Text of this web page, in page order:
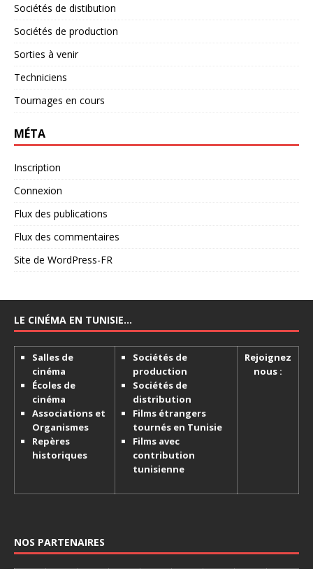
Sociétés de distibution
Sociétés de production
Sorties à venir
Techniciens
Tournages en cours
MÉTA
Inscription
Connexion
Flux des publications
Flux des commentaires
Site de WordPress-FR
LE CINÉMA EN TUNISIE…
Salles de
cinéma
Écoles de
cinéma
Associations et
Organismes
Repères
historiques
Sociétés de
production
Sociétés de
distribution
Films étrangers
tournés en Tunisie
Films avec
contribution
tunisienne
Rejoignez
nous :
NOS PARTENAIRES